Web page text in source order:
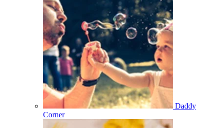
Daddy
Corner